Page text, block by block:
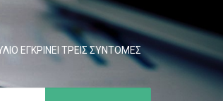
ΕΓΚΡΙΝΕΙ ΤΡΕΙΣ ΣΥΝΤΟΜΕΣ